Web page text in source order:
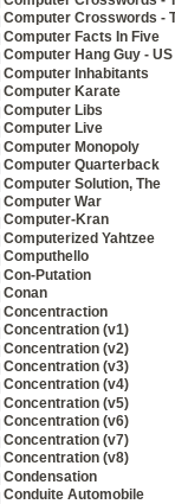
Computer Crosswords -
Computer Facts In Five
Computer Hang Guy -
Computer Inhabitants
Computer Karate
Computer Libs
Computer Live
Computer Monopoly
Computer Quarterback
Computer Solution, The
Computer War
Computer-Kran
Computerized Yahtzee
Computhello
Con-Putation
Conan
Concentraction
Concentration (v1)
Concentration (v2)
Concentration (v3)
Concentration (v4)
Concentration (v5)
Concentration (v6)
Concentration (v7)
Concentration (v8)
Condensation
Conduite Automobile